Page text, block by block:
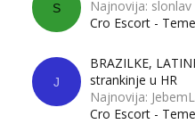
S
Najnovija: slonlav
Cro Escort -
J
BRAZILKE,
strankinje u HR
Najnovija:
Cro Escort -